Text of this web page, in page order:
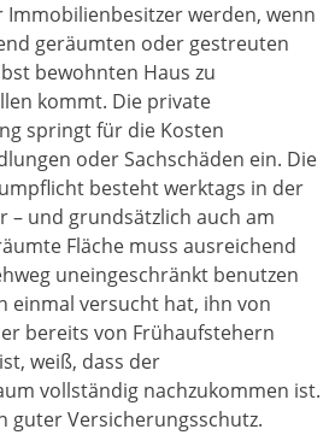
Immobilienbesitzer werden, wenn
geräumten oder gestreuten
bewohnten Haus zu
kommt. Die private
springt für die Kosten
oder Sachschäden ein. Die
besteht werktags in der
– und grundsätzlich auch am
Fläche muss ausreichend
uneingeschränkt benutzen
einmal versucht hat, ihn von
bereits von Frühaufstehern
weiß, dass der
vollständig nachzukommen ist.
guter Versicherungsschutz.